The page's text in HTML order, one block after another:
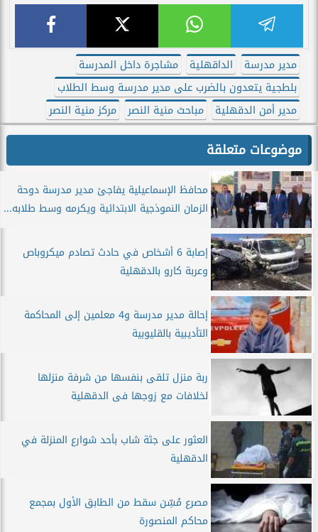
مدير مدرسة الداقهلية
مشاجرة داخل المدرسة
بلطجية يتعدون بالضرب على مدير مدرسة وسط الطلاب
مدير أمن الدقهلية
مباحث منية النصر مركز منية النصر
موضوعات متعلقة
محافظ الإسماعيلية يفاجئ مدير مدرسة دوحة
الزمان النموذجية الابتدائية ويكرمه وسط طلابه...
إصابة 6 أشخاص في حادث تصادم ميكروباص
وعربة كارو بالدقهلية
إحالة مدير مدرسة و4 معلمين إلى المحاكمة
التأديبية بالقليوبية
ربة منزل تلقى بنفسها من شرفة منزلها
لخلافات مع زوجها فى الدقهلية
العثور على جثة شاب بأحد شوارع المنزلة في
الدقهلية
مصرع مُسِّن سقط من الطابق الأول بمجمع
محاكم المنصورة